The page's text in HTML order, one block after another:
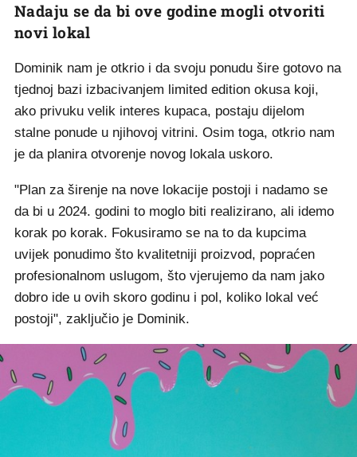
Nadaju se da bi ove godine mogli otvoriti
novi lokal
Dominik nam je otkrio i da svoju ponudu šire gotovo na
tjednoj bazi izbacivanjem limited edition okusa koji,
ako privuku velik interes kupaca, postaju dijelom
stalne ponude u njihovoj vitrini. Osim toga, otkrio nam
je da planira otvorenje novog lokala uskoro.
"Plan za širenje na nove lokacije postoji i nadamo se
da bi u 2024. godini to moglo biti realizirano, ali idemo
korak po korak. Fokusiramo se na to da kupcima
uvijek ponudimo što kvalitetniji proizvod, popraćen
profesionalnom uslugom, što vjerujemo da nam jako
dobro ide u ovih skoro godinu i pol, koliko lokal već
postoji", zaključio je Dominik.